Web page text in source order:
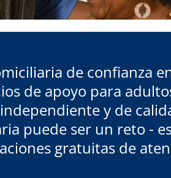
de confianza
de apoyo para
y de
puede ser un reto -
gratuitas de